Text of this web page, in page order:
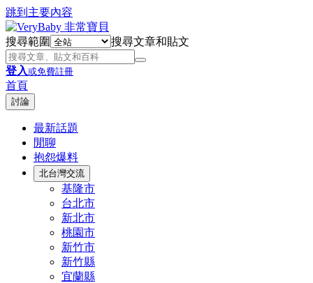
跳到主要內容
搜尋範圍 搜尋文章和貼文
登入或免費註冊
首頁
討論
最新話題
閒聊
抱怨爆料
北台灣交流
基隆市
台北市
新北市
桃園市
新竹市
新竹縣
宜蘭縣